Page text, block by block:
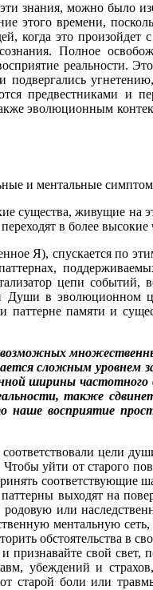
знания, можно было
времени,
когда это произойдет
Полное
реальности.
предвестниками и
эволюционным
и ментальные
существа, живущие на
в более высокие
Я), спускается по
цепи
Души в эволюционном
памяти и
сложным уровнем
ширины частотного
также
наше восприятие
цели
уйти от старого
соответствующие
выходят на
или
ментальную
обстоятельства в
свой свет,
убеждений и
боли или